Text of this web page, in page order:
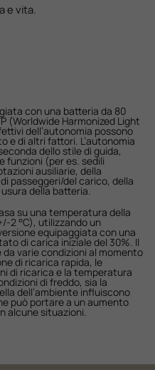
e vita.
con una batteria da 80
(Worldwide Harmonized Light
dell’autonomia possono
e di altri fattori. L’autonomia
dello stile di guida,
funzioni (per es. sedili
ausiliarie, della
passeggeri/del carico, della
della batteria.
su una temperatura della
2 °C), utilizzando un
equipaggiata con una
di carica iniziale del 30%. Il
varie condizioni al momento
di ricarica rapida, le
di ricarica e la temperatura
di freddo, sia la
dell’ambiente influiscono
può portare a un aumento
alcune situazioni.